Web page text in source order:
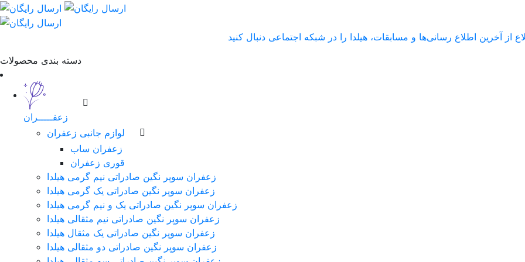
دسته بندی محصولات
زعفـــــران
لوازم جانبی زعفران
زعفران ساب
قوری زعفران
زعفران سوپر نگین صادراتی نیم گرمی هیلدا
زعفران سوپر نگین صادراتی یک گرمی هیلدا
زعفران سوپر نگین صادراتی یک و نیم گرمی هیلدا
زعفران سوپر نگین صادراتی نیم مثقالی هیلدا
زعفران سوپر نگین صادراتی یک مثقال هیلدا
زعفران سوپر نگین صادراتی دو مثقالی هیلدا